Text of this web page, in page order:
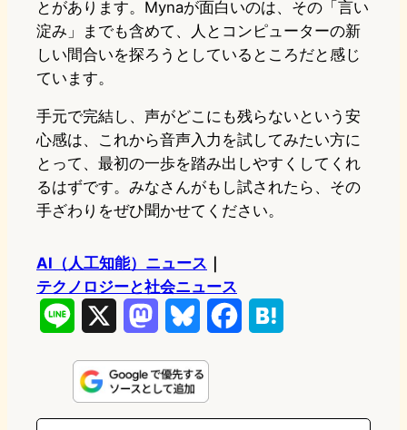
とがあります。Mynaが面白いのは、その「言い
淀み」までも含めて、人とコンピューターの新
しい間合いを探ろうとしているところだと感じ
ています。
手元で完結し、声がどこにも残らないという安
心感は、これから音声入力を試してみたい方に
とって、最初の一歩を踏み出しやすくしてくれ
るはずです。みなさんがもし試されたら、その
手ざわりをぜひ聞かせてください。
AI（人工知能）ニュース
テクノロジーと社会ニュース
n
e
s
t
u
e
e
e